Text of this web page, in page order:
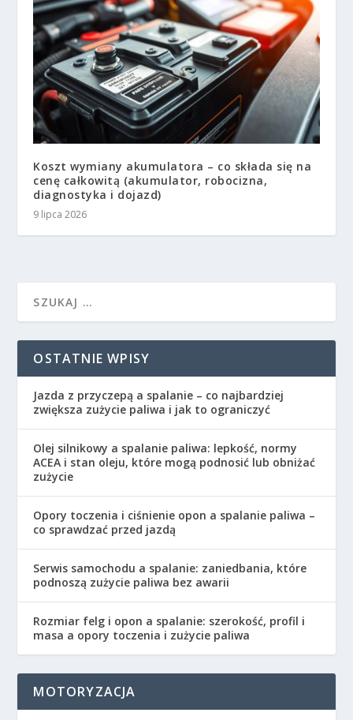
Koszt wymiany akumulatora – co składa się na
cenę całkowitą (akumulator, robocizna,
diagnostyka i dojazd)
9 lipca 2026
OSTATNIE WPISY
Jazda z przyczepą a spalanie – co najbardziej
zwiększa zużycie paliwa i jak to ograniczyć
Olej silnikowy a spalanie paliwa: lepkość, normy
ACEA i stan oleju, które mogą podnosić lub obniżać
zużycie
Opory toczenia i ciśnienie opon a spalanie paliwa –
co sprawdzać przed jazdą
Serwis samochodu a spalanie: zaniedbania, które
podnoszą zużycie paliwa bez awarii
Rozmiar felg i opon a spalanie: szerokość, profil i
masa a opory toczenia i zużycie paliwa
MOTORYZACJA